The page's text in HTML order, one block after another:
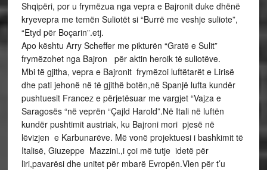
Shqipëri, por u frymëzua nga vepra e Bajronit duke dhënë
kryevepra me temën Suliotët si “Burrë me veshje suliote”,
“Etyd për Boçarin”.etj.
Apo kështu Arry Scheffer me pikturën “Gratë e Sulit”
frymëzohet nga Bajron për aktin heroik të suliotëve.
Mbi të gjitha, vepra e Bajronit frymëzoi luftëtarët e Lirisë
dhe pati jehonë në të gjithë botën,në Spanjë lufta kundër
pushtuesit Francez e përjetësuar me vargjet “Vajza e
Saragosës “në veprën “Çajld Harold”.Në Itali në luftën
kundër pushtimit austriak, ku Bajroni mori pjesë në
lëvizjen e Karbunarëve. Më vonë projektuesi i bashkimit të
Italisë, Giuzeppe Mazzini.,i çoi më tutje idetë për
liri,pavarësi dhe unitet për mbarë Evropën.Vlen për t’u